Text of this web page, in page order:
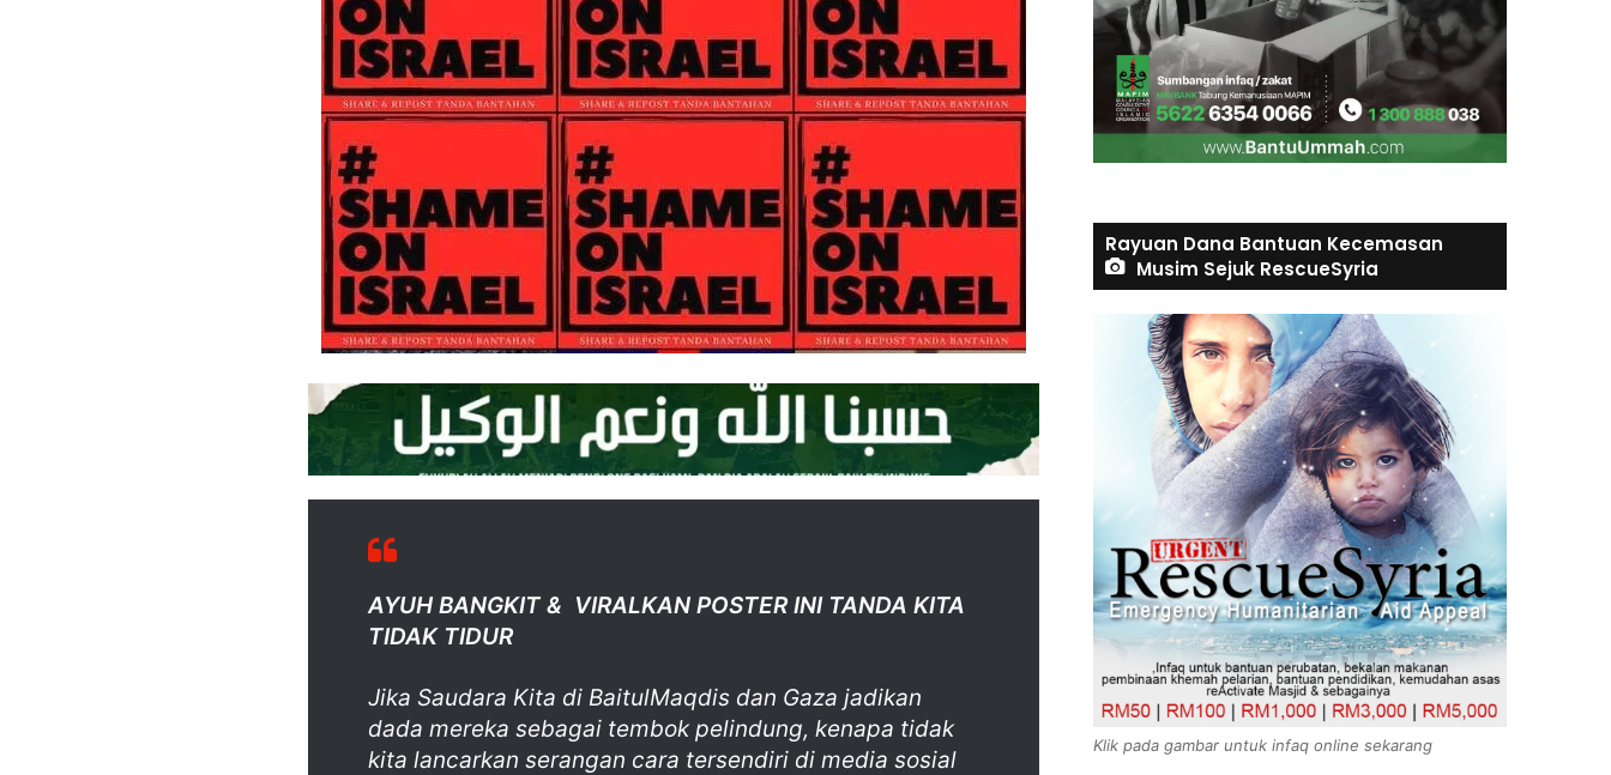
AYUH BANGKIT & VIRALKAN POSTER INI TANDA KITA
TIDAK TIDUR
Jika Saudara Kita di BaitulMaqdis dan Gaza jadikan
dada mereka sebagai tembok pelindung, kenapa tidak
kita lancarkan serangan cara tersendiri di media sosial
Rayuan Dana Bantuan Kecemasan
Musim Sejuk RescueSyria
Klik pada gambar untuk infaq online sekarang